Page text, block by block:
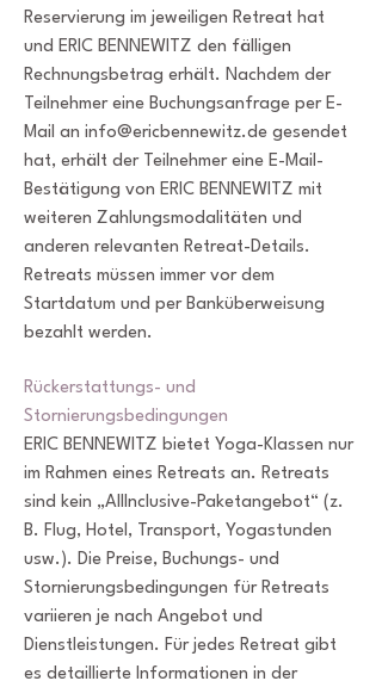
Reservierung im jeweiligen Retreat hat
und ERIC BENNEWITZ den fälligen
Rechnungsbetrag erhält. Nachdem der
Teilnehmer eine Buchungsanfrage per E-
Mail an info@ericbennewitz.de gesendet
hat, erhält der Teilnehmer eine E-Mail-
Bestätigung von ERIC BENNEWITZ mit
weiteren Zahlungsmodalitäten und
anderen relevanten Retreat-Details.
Retreats müssen immer vor dem
Startdatum und per Banküberweisung
bezahlt werden.
Rückerstattungs- und
Stornierungsbedingungen
ERIC BENNEWITZ bietet Yoga-Klassen nur
im Rahmen eines Retreats an. Retreats
sind kein „AllInclusive-Paketangebot“ (z.
B. Flug, Hotel, Transport, Yogastunden
usw.). Die Preise, Buchungs- und
Stornierungsbedingungen für Retreats
variieren je nach Angebot und
Dienstleistungen. Für jedes Retreat gibt
es detaillierte Informationen in der